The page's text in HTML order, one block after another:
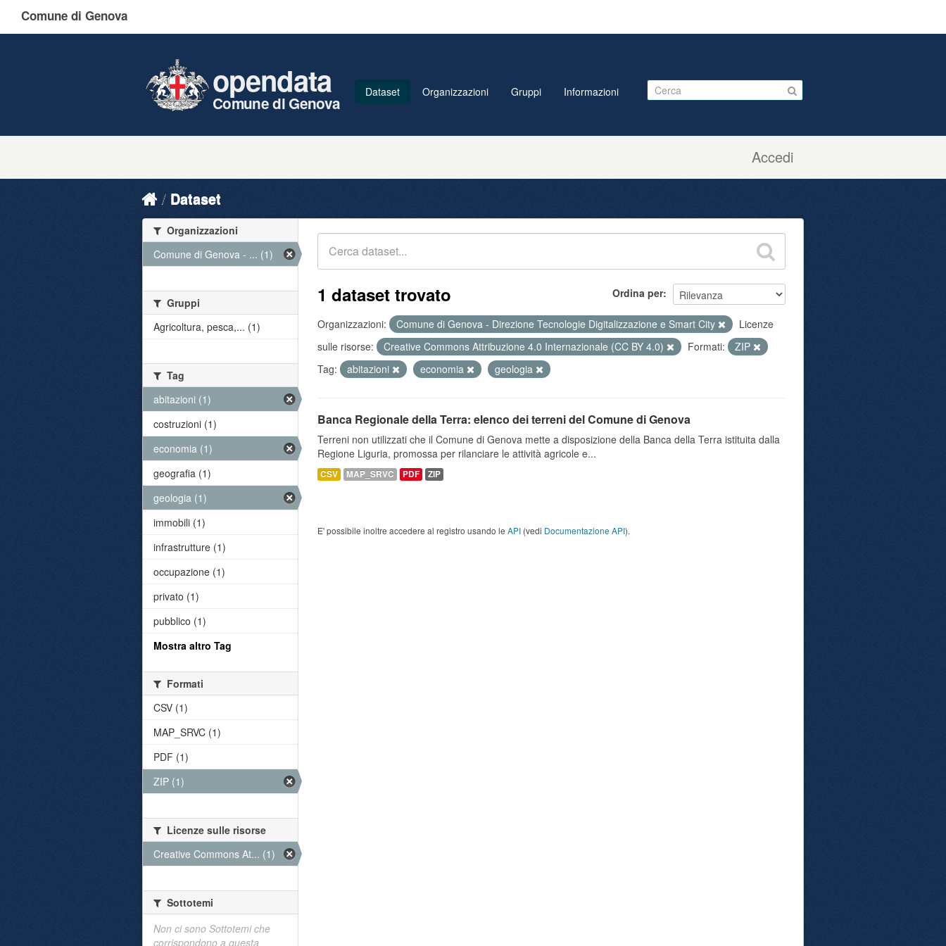
Comune di Genova
Accedi
opendata
Comune di Genova
Dataset Organizzazioni Gruppi Informazioni
Dataset
Ordina per
1 dataset trovato
Organizzazioni: Comune di Genova - Direzione Tecnologie Digitalizzazione e Smart City
Licenze
sulle risorse:
Creative Commons Attribuzione 4.0 Internazionale (CC BY 4.0) Formati:
ZIP
Tag:
abitazioni economia geologia
Banca Regionale della Terra: elenco dei terreni del Comune di Genova
Terreni non utilizzati che il Comune di Genova mette a disposizione della Banca della Terra istituita dalla
Regione Liguria, promossa per rilanciare le attività agricole e...
CSV MAP_SRVC PDF ZIP
E' possibile inoltre accedere al registro usando le API (vedi Documentazione API).
Organizzazioni
Comune di Genova - ... (1)
Gruppi
Agricoltura, pesca,... (1)
Tag
abitazioni (1)
costruzioni (1)
economia (1)
geografia (1)
geologia (1)
immobili (1)
infrastrutture (1)
occupazione (1)
privato (1)
pubblico (1)
Mostra altro Tag
Formati
CSV (1)
MAP_SRVC (1)
PDF (1)
ZIP (1)
Licenze sulle risorse
Creative Commons At... (1)
Sottotemi
Non ci sono Sottotemi che
corrispondono a questa